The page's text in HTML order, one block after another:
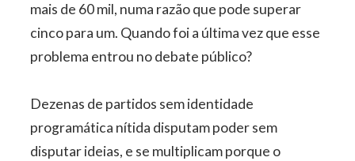
mais de 60 mil, numa razão que pode superar
cinco para um. Quando foi a última vez que esse
problema entrou no debate público?
Dezenas de partidos sem identidade
programática nítida disputam poder sem
disputar ideias, e se multiplicam porque o